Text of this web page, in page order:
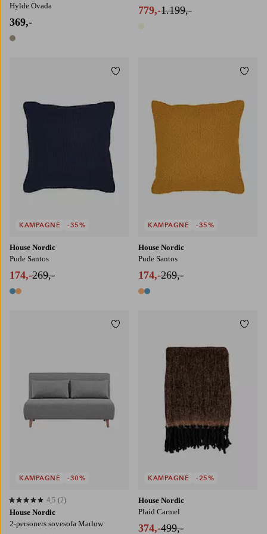
Hylde Ovada
369,-
1 farve
779,-1.199,-
House Nordic
Pude Santos
174,-269,-
2 farver
KAMPAGNE -35%
Tilføj til favoritter
House Nordic
Pude Santos
174,-269,-
2 farver
KAMPAGNE -35%
House Nordic
2-personers sovesofa Marlow
4,5 baseret på 2 bedømmelser
4,5 (2)
KAMPAGNE -30%
Tilføj til favoritter
House Nordic
Plaid Carmel
374,-499,-
KAMPAGNE -25%